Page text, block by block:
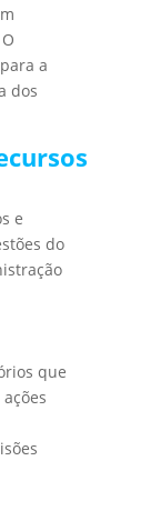
a
dos
e
do
que